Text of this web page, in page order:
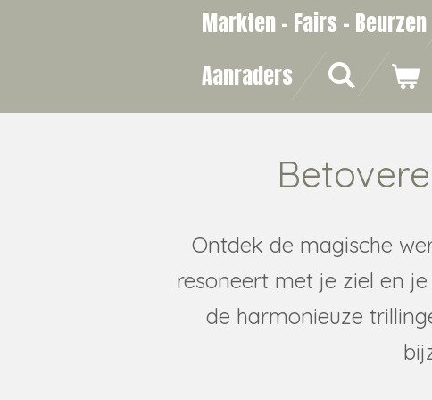
Markten - Fairs - Beurzen
Aanraders
Ontdek de magische
resoneert met je ziel en
de harmonieuze